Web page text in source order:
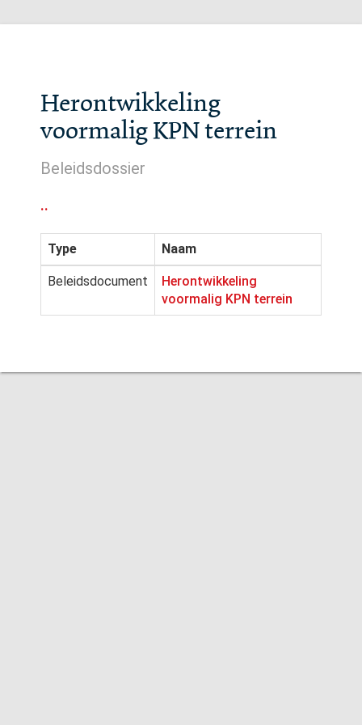
Herontwikkeling
voormalig KPN terrein
Beleidsdossier
..
Type Naam
Beleidsdocument
Herontwikkeling
voormalig KPN terrein